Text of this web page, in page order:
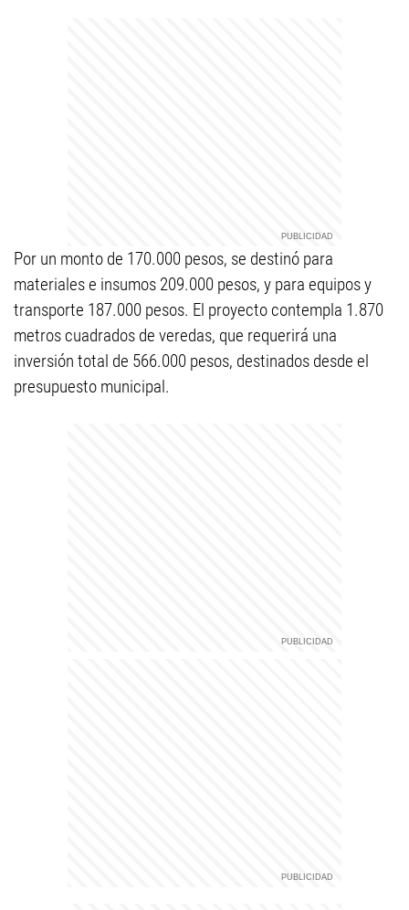
Por un monto de 170.000 pesos, se destinó para
materiales e insumos 209.000 pesos, y para equipos y
transporte 187.000 pesos. El proyecto contempla 1.870
metros cuadrados de veredas, que requerirá una
inversión total de 566.000 pesos, destinados desde el
presupuesto municipal.